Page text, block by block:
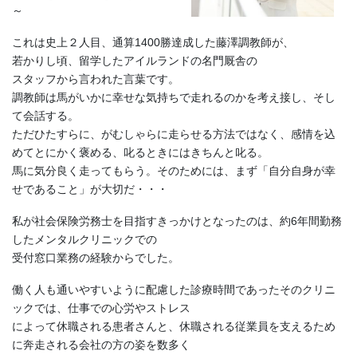
～
これは史上２人目、通算1400勝達成した藤澤調教師が、
若かりし頃、留学したアイルランドの名門厩舎の
スタッフから言われた言葉です。
調教師は馬がいかに幸せな気持ちで走れるのかを考え接し、そし
て会話する。
ただひたすらに、がむしゃらに走らせる方法ではなく、感情を込
めてとにかく褒める、叱るときにはきちんと叱る。
馬に気分良く走ってもらう。そのためには、まず「自分自身が幸
せであること」が大切だ・・・
私が社会保険労務士を目指すきっかけとなったのは、約6年間勤務
したメンタルクリニックでの
受付窓口業務の経験からでした。
働く人も通いやすいように配慮した診療時間であったそのクリニ
ックでは、仕事での心労やストレス
によって休職される患者さんと、休職される従業員を支えるため
に奔走される会社の方の姿を数多く